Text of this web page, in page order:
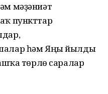
мәҙәниәт
пункттар
һәм Яңы йылды
төрлө саралар